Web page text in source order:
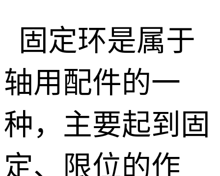
固定环是属于
轴用配件的一
种，主要起到固
定、限位的作